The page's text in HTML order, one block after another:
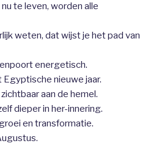
te leven, worden alle
weten, dat wijst je het pad van
energetisch.
nieuwe jaar.
aan de hemel.
dieper in her-innering.
en transformatie.